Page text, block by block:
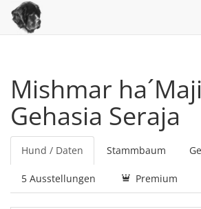
Mishmar
Gehasia Seraja
Hund / Daten Stammbaum
5 Ausstellungen Premium